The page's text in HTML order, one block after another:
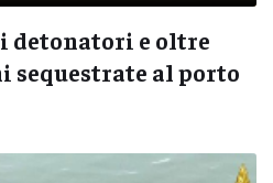
detonatori e oltre
sequestrate al porto